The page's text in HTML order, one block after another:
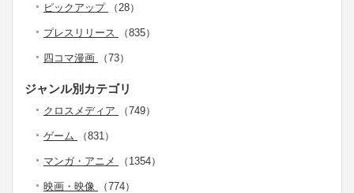
ピックアップ （28）
プレスリリース （835）
四コマ漫画 （73）
ジャンル別カテゴリ
クロスメディア （749）
ゲーム （831）
マンガ・アニメ （1354）
映画・映像 （774）